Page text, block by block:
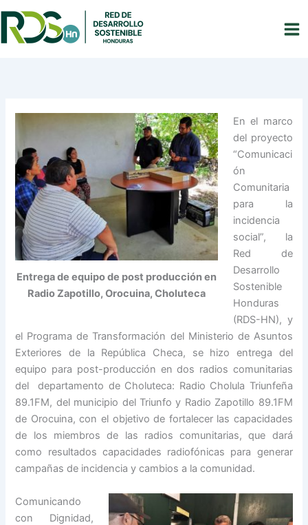
contenido
Entrega de equipo de post producción en
Radio Zapotillo, Orocuina, Choluteca
En el marco
del proyecto
“Comunicaci
ón
Comunitaria
para la
incidencia
social”, la
Red de
Desarrollo
Sostenible
Honduras
(RDS-HN), y
el Programa de Transformación del Ministerio de Asuntos
Exteriores de la República Checa, se hizo entrega del
equipo para post-producción en dos radios comunitarias
del departamento de Choluteca: Radio Cholula Triunfeña
89.1FM, del municipio del Triunfo y Radio Zapotillo 89.1FM
de Orocuina, con el objetivo de fortalecer las capacidades
de los miembros de las radios comunitarias, que dará
como resultados capacidades radiofónicas para generar
campañas de incidencia y cambios a la comunidad.
Comunicando
con Dignidad,